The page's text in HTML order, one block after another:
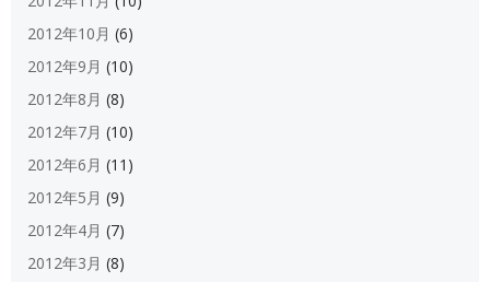
2012年10月 (6)
2012年9月 (10)
2012年8月 (8)
2012年7月 (10)
2012年6月 (11)
2012年5月 (9)
2012年4月 (7)
2012年3月 (8)